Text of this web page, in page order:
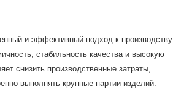
и эффективный подход к производству
стабильность качества и высокую
снизить производственные затраты,
выполнять крупные партии изделий.